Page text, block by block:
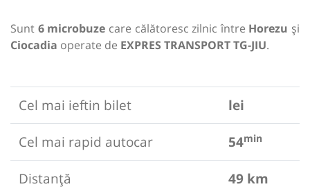
Sunt 6 microbuze care călătoresc zilnic între Horezu și
Ciocadia operate de EXPRES TRANSPORT TG-JIU.
Cel mai ieftin bilet
lei
Cel mai rapid autocar
54min
Distanță
49 km